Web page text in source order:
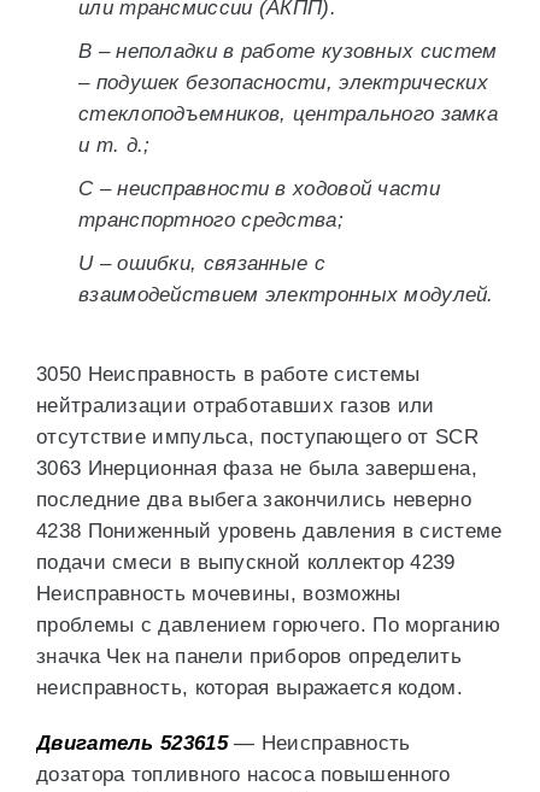
или трансмиссии (АКПП).
В – неполадки в работе кузовных систем
– подушек безопасности, электрических
стеклоподъемников, центрального замка
и т. д.;
С – неисправности в ходовой части
транспортного средства;
U – ошибки, связанные с
взаимодействием электронных модулей.
3050 Неисправность в работе системы
нейтрализации отработавших газов или
отсутствие импульса, поступающего от SCR
3063 Инерционная фаза не была завершена,
последние два выбега закончились неверно
4238 Пониженный уровень давления в системе
подачи смеси в выпускной коллектор 4239
Неисправность мочевины, возможны
проблемы с давлением горючего. По морганию
значка Чек на панели приборов определить
неисправность, которая выражается кодом.
Двигатель 523615— Неисправность
дозатора топливного насоса повышенного